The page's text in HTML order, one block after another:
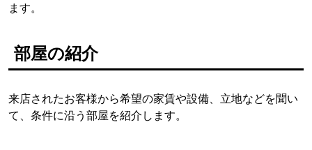
ます。
部屋の紹介
来店されたお客様から希望の家賃や設備、立地などを聞い
て、条件に沿う部屋を紹介します。